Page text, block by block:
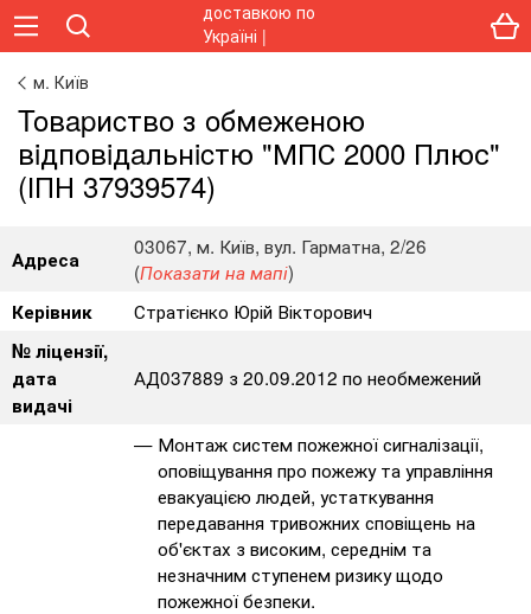
м. Київ
Toвapиcтвo з oбмeжeнoю
вiдпoвiдaльнicтю "МПС 2000 Плюс"
(ІПН 37939574)
Адреса
03067, м. Київ, вул. Гарматна, 2/26
(Показати на мапі)
Керівник
Стратієнко Юрій Вікторович
№ ліцензії,
дата
видачі
АД037889 з 20.09.2012 по необмежений
Монтаж систем пожежної сигналізації,
оповіщування про пожежу та управління
евакуацією людей, устаткування
передавання тривожних сповіщень на
об'єктах з високим, середнім та
незначним ступенем ризику щодо
пожежної безпеки.